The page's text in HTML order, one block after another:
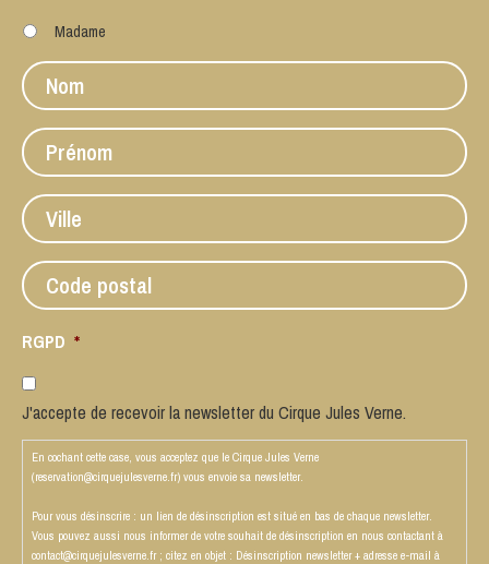
Madame
Nom
Prénom
Ville
Code
postal
RGPD *
J'accepte de recevoir la newsletter du Cirque Jules Verne.
En cochant cette case, vous acceptez que le Cirque Jules Verne
(reservation@cirquejulesverne.fr) vous envoie sa newsletter.
Pour vous désinscrire : un lien de désinscription est situé en bas de chaque newsletter.
Vous pouvez aussi nous informer de votre souhait de désinscription en nous contactant à
contact@cirquejulesverne.fr ; citez en objet : Désinscription newsletter + adresse e-mail à